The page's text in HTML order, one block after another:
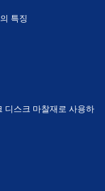
특징
디스크 마찰재로 사용하